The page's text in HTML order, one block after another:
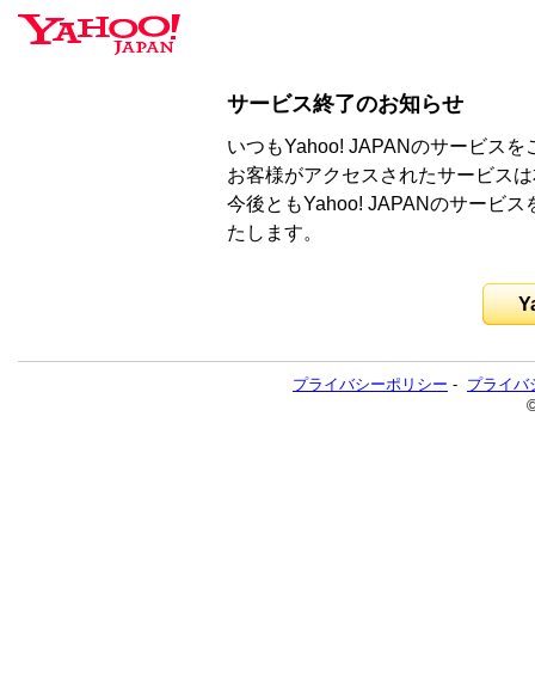
サービス終了のお知らせ
いつもYahoo! JAPANのサービス
お客様がアクセスされたサービス
今後ともYahoo! JAPANのサービ
たします。
プライバシーポリシー - プライバ